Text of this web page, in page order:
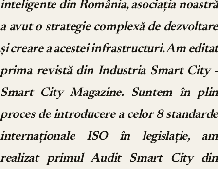
inteligente din România, asociația noastră
a avut o strategie complexă de dezvoltare
și creare a acestei infrastructuri. Am editat
prima revistă din Industria Smart City -
Smart City Magazine. Suntem în plin
proces de introducere a celor 8 standarde
internaționale ISO în legislație, am
realizat primul Audit Smart City din